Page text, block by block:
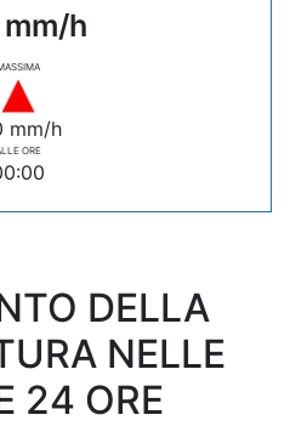
h
mm/h
ORE
DELLA
NELLE
24 ORE